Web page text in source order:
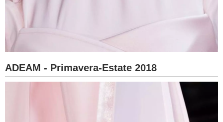
ADEAM - Primavera-Estate 2018